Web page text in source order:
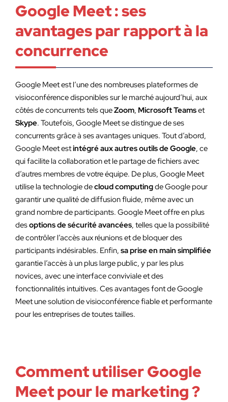
Google Meet : ses
avantages par rapport à la
concurrence
Google Meet est l’une des nombreuses plateformes de
visioconférence disponibles sur le marché aujourd’hui, aux
côtés de concurrents tels queZoom, Microsoft Teamset
Skype. Toutefois, Google Meet se distingue de ses
concurrents grâce à ses avantages uniques. Tout d’abord,
Google Meet estintégré aux autres outils de Google, ce
qui facilite la collaboration et le partage de fichiers avec
d’autres membres de votre équipe. De plus, Google Meet
utilise la technologie decloud computingde Google pour
garantir une qualité de diffusion fluide, même avec un
grand nombre de participants. Google Meet offre en plus
desoptions de sécurité avancées, telles que la possibilité
de contrôler l’accès aux réunions et de bloquer des
participants indésirables. Enfin, sa prise en main simplifiée
garantie l’accès à un plus large public, y par les plus
novices, avec une interface conviviale et des
fonctionnalités intuitives. Ces avantages font de Google
Meet une solution de visioconférence fiable et performante
pour les entreprises de toutes tailles.
Comment utiliser Google
Meet pour le marketing ?